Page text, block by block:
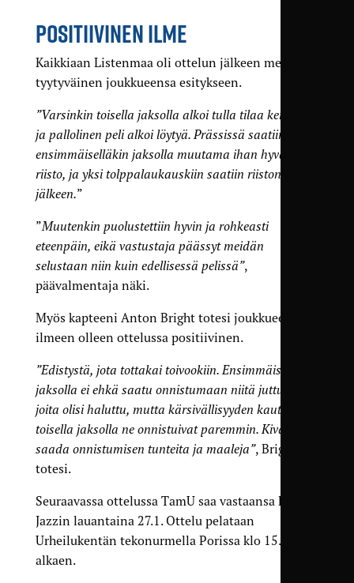
POSITIIVINEN ILME
Kaikkiaan Listenmaa oli ottelun jälkeen melko
tyytyväinen joukkueensa esitykseen.
”Varsinkin toisella jaksolla alkoi tulla tilaa kentälle,
ja pallolinen peli alkoi löytyä. Prässissä saatiin
ensimmäiselläkin jaksolla muutama ihan hyvä
riisto, ja yksi tolppalaukauskiin saatiin riiston
jälkeen.”
”Muutenkin puolustettiin hyvin ja rohkeasti
eteenpäin, eikä vastustaja päässyt meidän
selustaan niin kuin edellisessä pelissä”,
päävalmentaja näki.
Myös kapteeni Anton Bright totesi joukkueen
ilmeen olleen ottelussa positiivinen.
”Edistystä, jota tottakai toivookiin. Ensimmäisellä
jaksolla ei ehkä saatu onnistumaan niitä juttuja
joita olisi haluttu, mutta kärsivällisyyden kautta
toisella jaksolla ne onnistuivat paremmin. Kiva myös
saada onnistumisen tunteita ja maaleja”, Bright
totesi.
Seuraavassa ottelussa TamU saa vastaansa FC
Jazzin lauantaina 27.1. Ottelu pelataan
Urheilukentän tekonurmella Porissa klo 15.15.
alkaen.